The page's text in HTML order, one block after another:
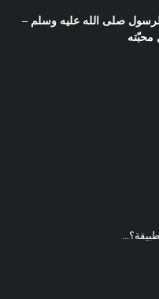
صلى الله عليه وسلم –
محبّته